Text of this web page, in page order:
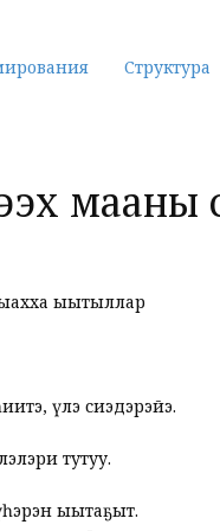
Структура
мааны
ыытыллар
үлэ сиэдэрэйэ.
тутуу.
ыытаҕыт.